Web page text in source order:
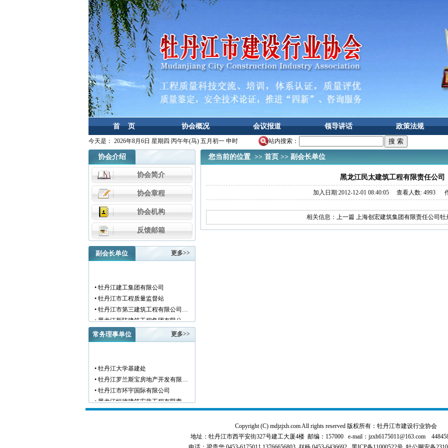
首 页 协会概况 会议报道 领导讲话 政策法规
今天是： 2026年8月6日 星期四 丙午年(马) 五月初一 申时 站内搜索：
协会介绍
协会简介
协会章程
协会机构
反馈邮箱
副会长单位 更多>>
• 牡丹江建工集团有限公司
• 牡丹江市工程质量监督站
• 牡丹江市第三建筑工程有限公司…
• 黑龙江新陆建筑工程集团有限公…
• 牡丹江市安装工程有限公司
• 黑龙江北方工具有限公司
• 黑龙江新宏基建设集团有限公司…
• 金跃集团有限公司
• 黑龙江海华建设集团
• 上海绿地集团牡丹江置业有限公…
常务理事单位 更多>>
• 牡丹江大学基建处
• 牡丹江罗兰斯宝房地产开发有限…
• 牡丹江市环宇国际有限公司
• 黑龙江恒德建筑安装工程有限责…
• 牡丹江华威建筑工程有限责任公…
您当前的位置 >> 首页>> 副会长单位
黑龙江民太建筑工程有限责任公司
加入日期:2012-12-01 08:40:05 查看人数: 4993
相关信息： 上一篇 上海创宏建筑集团有限责任公司牡
Copyright (C) mdjzjxh.com All rights reserved 版权所有：牡丹江市建设行业协会
地址：牡丹江市西平安街327号建工大厦4楼 邮编：157000 e-mail：jzxh6175011@163.com